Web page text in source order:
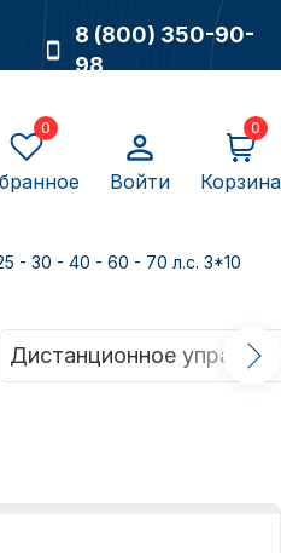
8 (800) 350-90-
98
0
Войти
0
Корзина
- 30 - 40 - 60 - 70 л.с. 3*10
Дистанционное